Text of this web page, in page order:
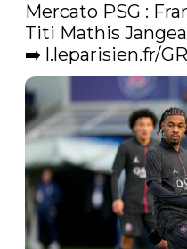
Mercato PSG :
Titi Mathis
➡️ l.leparisien.fr/